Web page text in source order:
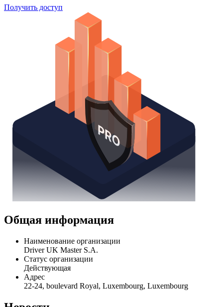
Получить доступ
Общая информация
Наименование организации
Driver UK Master S.A.
Статус организации
Действующая
Адрес
22-24, boulevard Royal, Luxembourg, Luxembourg